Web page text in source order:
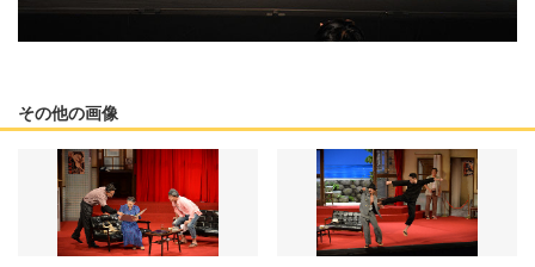
その他の画像